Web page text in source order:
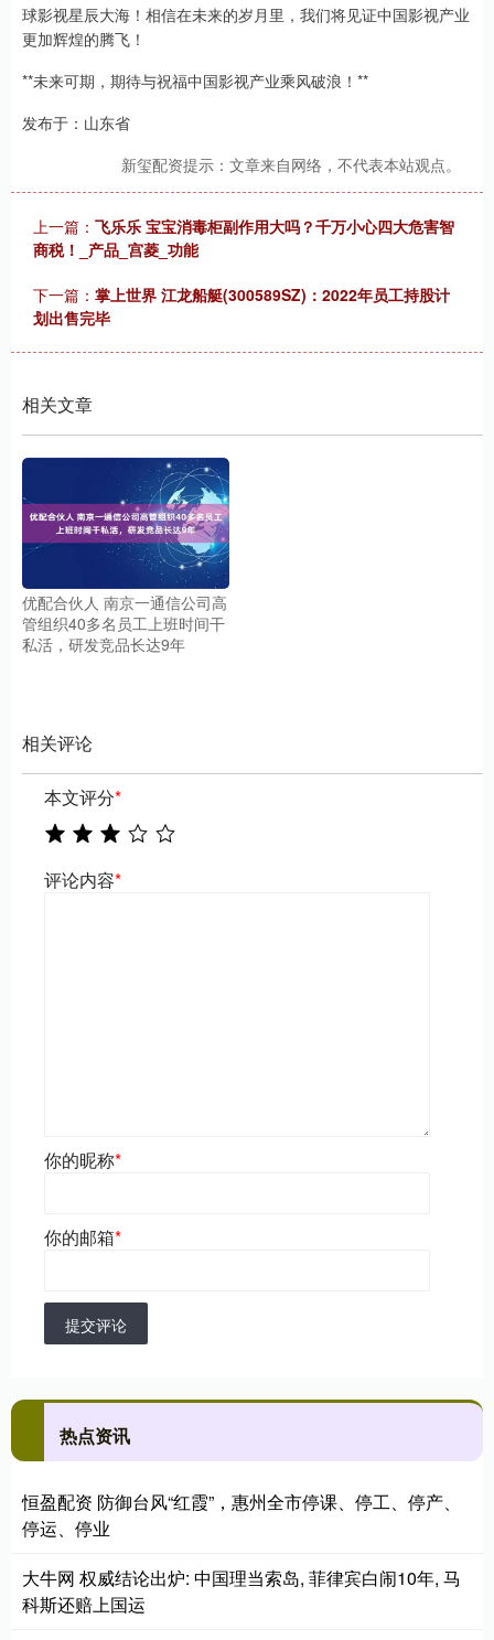
球影视星辰大海！相信在未来的岁月里，我们将见证中国影视产业
更加辉煌的腾飞！
**未来可期，期待与祝福中国影视产业乘风破浪！**
发布于：山东省
新玺配资提示：文章来自网络，不代表本站观点。
上一篇： 飞乐乐 宝宝消毒柜副作用大吗？千万小心四大危害智
商税！_产品_宫菱_功能
下一篇： 掌上世界 江龙船艇(300589SZ)：2022年员工持股计
划出售完毕
相关文章
优配合伙人 南京一通信公司高
管组织40多名员工上班时间干
私活，研发竞品长达9年
相关评论
本文评分*
评论内容*
你的昵称*
你的邮箱*
提交评论
热点资讯
恒盈配资 防御台风“红霞”，惠州全市停课、停工、停产、
停运、停业
大牛网 权威结论出炉: 中国理当索岛, 菲律宾白闹10年, 马
科斯还赔上国运